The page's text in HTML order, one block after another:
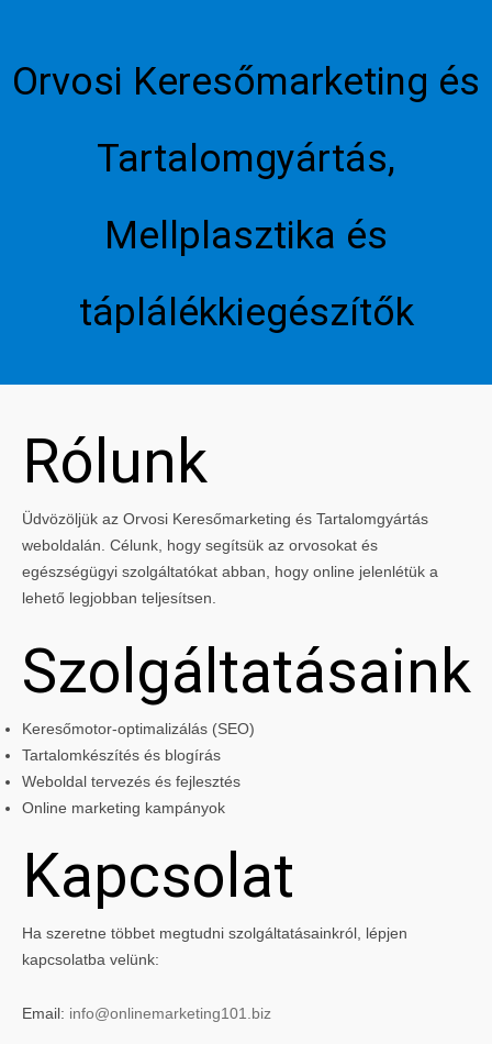
Orvosi Keresőmarketing és
Tartalomgyártás,
Mellplasztika és
táplálékkiegészítők
Rólunk
Üdvözöljük az Orvosi Keresőmarketing és Tartalomgyártás
weboldalán. Célunk, hogy segítsük az orvosokat és
egészségügyi szolgáltatókat abban, hogy online jelenlétük a
lehető legjobban teljesítsen.
Szolgáltatásaink
Keresőmotor-optimalizálás (SEO)
Tartalomkészítés és blogírás
Weboldal tervezés és fejlesztés
Online marketing kampányok
Kapcsolat
Ha szeretne többet megtudni szolgáltatásainkról, lépjen
kapcsolatba velünk:
Email: info@onlinemarketing101.biz